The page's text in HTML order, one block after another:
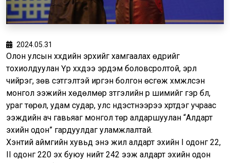
2024.05.31
Олон улсын хүүхдийн эрхийг хамгаалах өдрийг
тохиолдуулан Үр хүүхдээ эрдэм боловсролтой, эрүүл
чийрэг, зөв сэтгэлтэй иргэн болгон өсгөж хүмүүжүүлсэн
монгол ээжийн хөдөлмөр зүтгэлийн үр шимийг гэр бүл,
ураг төрөл, удам судар, улс үндэстнээрээ хүртдэг учраас
ээжүүдийн ач гавьяаг монгол төр алдаршуулан “Алдарт
эхийн одон” гардуулдаг уламжлалтай.
Хэнтий аймгийн хувьд энэ жил алдарт эхийн I одонг 22,
II одонг 220 эх буюу нийт 242 ээж алдарт эхийн одон